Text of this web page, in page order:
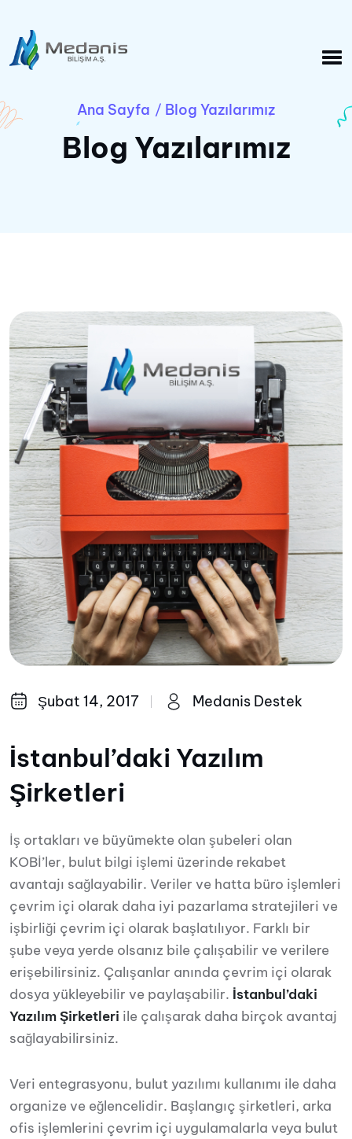
Ana Sayfa / Blog Yazılarımız
Blog Yazılarımız
Şubat 14, 2017 Medanis Destek
İstanbul’daki Yazılım
Şirketleri
İş ortakları ve büyümekte olan şubeleri olan
KOBİ’ler, bulut bilgi işlemi üzerinde rekabet
avantajı sağlayabilir. Veriler ve hatta büro işlemleri
çevrim içi olarak daha iyi pazarlama stratejileri ve
işbirliği çevrim içi olarak başlatılıyor. Farklı bir
şube veya yerde olsanız bile çalışabilir ve verilere
erişebilirsiniz. Çalışanlar anında çevrim içi olarak
dosya yükleyebilir ve paylaşabilir. İstanbul’daki
Yazılım Şirketleri ile çalışarak daha birçok avantaj
sağlayabilirsiniz.
Veri entegrasyonu, bulut yazılımı kullanımı ile daha
organize ve eğlencelidir. Başlangıç ​​şirketleri, arka
ofis işlemlerini çevrim içi uygulamalarla veya bulut